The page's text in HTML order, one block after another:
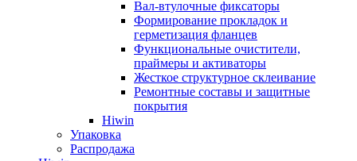
Вал-втулочные фиксаторы
Формирование прокладок и
герметизация фланцев
Функциональные очистители,
праймеры и активаторы
Жесткое структурное склеивание
Ремонтные составы и защитные
покрытия
Hiwin
Упаковка
Распродажа